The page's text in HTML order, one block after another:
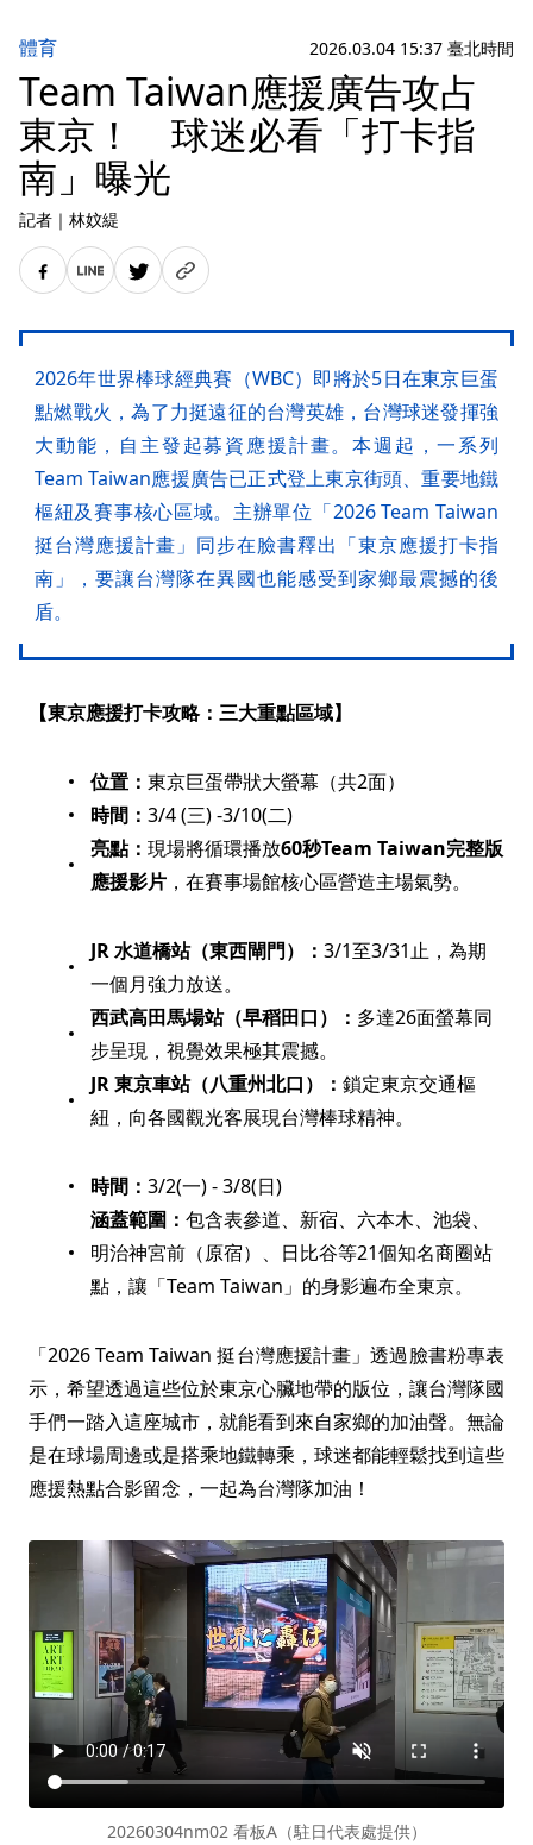
體育 2026.03.04 15:37 臺北時間
Team Taiwan應援廣告攻占
東京！ 球迷必看「打卡指
南」曝光
記者 ｜ 林妏緹
2026年世界棒球經典賽（WBC）即將於5日在東京巨蛋
點燃戰火，為了力挺遠征的台灣英雄，台灣球迷發揮強
大動能，自主發起募資應援計畫。本週起，一系列
Team Taiwan應援廣告已正式登上東京街頭、重要地鐵
樞紐及賽事核心區域。主辦單位「2026 Team Taiwan
挺台灣應援計畫」同步在臉書釋出「東京應援打卡指
南」，要讓台灣隊在異國也能感受到家鄉最震撼的後
盾。
【東京應援打卡攻略：三大重點區域】
位置： 東京巨蛋帶狀大螢幕（共2面）
時間： 3/4 (三) -3/10(二)
亮點： 現場將循環播放60秒Team Taiwan完整版
應援影片 ，在賽事場館核心區營造主場氣勢。
JR 水道橋站（東西閘門）： 3/1至3/31止，為期
一個月強力放送。
西武高田馬場站（早稻田口）： 多達26面螢幕同
步呈現，視覺效果極其震撼。
JR 東京車站（八重州北口）： 鎖定東京交通樞
紐，向各國觀光客展現台灣棒球精神。
時間： 3/2(一) - 3/8(日)
涵蓋範圍： 包含表參道、新宿、六本木、池袋、
明治神宮前（原宿）、日比谷等21個知名商圈站
點，讓「Team Taiwan」的身影遍布全東京。
「2026 Team Taiwan 挺台灣應援計畫」透過臉書粉專表
示，希望透過這些位於東京心臟地帶的版位，讓台灣隊國
手們一踏入這座城市，就能看到來自家鄉的加油聲。無論
是在球場周邊或是搭乘地鐵轉乘，球迷都能輕鬆找到這些
應援熱點合影留念，一起為台灣隊加油！
20260304nm02 看板A（駐日代表處提供）